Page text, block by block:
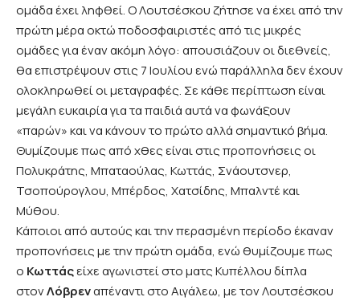
ομάδα έχει ληφθεί. Ο Λουτσέσκου ζήτησε να έχει από την
πρώτη μέρα οκτώ ποδοσφαιριστές από τις μικρές
ομάδες για έναν ακόμη λόγο: απουσιάζουν οι διεθνείς,
θα επιστρέψουν στις 7 Ιουλίου ενώ παράλληλα δεν έχουν
ολοκληρωθεί οι μεταγραφές. Σε κάθε περίπτωση είναι
μεγάλη ευκαιρία για τα παιδιά αυτά να φωνάξουν
«παρών» και να κάνουν το πρώτο αλλά σημαντικό βήμα.
Θυμίζουμε πως από χθες είναι στις προπονήσεις οι
Πολυκράτης, Μπαταούλας, Κωττάς, Σνάουτσνερ,
Τσοπούρογλου, Μπέρδος, Χατσίδης, Μπαλντέ και
Μύθου.
Κάποιοι από αυτούς και την περασμένη περίοδο έκαναν
προπονήσεις με την πρώτη ομάδα, ενώ θυμίζουμε πως
ο Κωττάςείχε αγωνιστεί στο ματς Κυπέλλου δίπλα
στονΛόβρεναπέναντι στο Αιγάλεω, με τον Λουτσέσκου